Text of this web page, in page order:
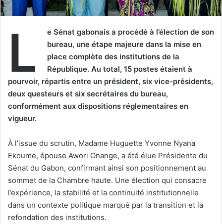
L
e Sénat gabonais a procédé à l’élection de son
bureau, une étape majeure dans la mise en
place complète des institutions de la
République. Au total, 15 postes étaient à
pourvoir, répartis entre un président, six vice-présidents,
deux questeurs et six secrétaires du bureau,
conformément aux dispositions réglementaires en
vigueur.
À l’issue du scrutin, Madame Huguette Yvonne Nyana
Ekoume, épouse Awori Onange, a été élue Présidente du
Sénat du Gabon, confirmant ainsi son positionnement au
sommet de la Chambre haute. Une élection qui consacre
l’expérience, la stabilité et la continuité institutionnelle
dans un contexte politique marqué par la transition et la
refondation des institutions.